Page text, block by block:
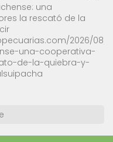
una
la rescató de la
2026/08/
una-cooperativa-
de-la-quiebra-y-